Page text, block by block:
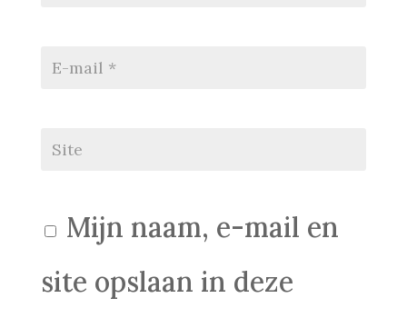
Mijn naam, e-mail en
site opslaan in deze